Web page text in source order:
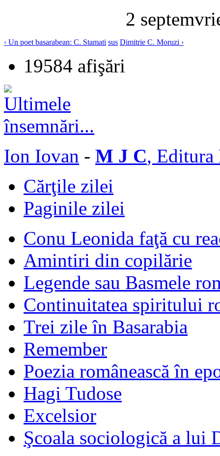
2
‹ Un poet basarabean: C. Stamati sus Dimitrie C. Moruzi ›
19584 afişări
Ion Iovan - M J C, Editura
Cărţile zilei
Paginile zilei
Conu Leonida faţă cu
Amintiri din copilărie
Legende sau Basmele
Continuitatea spiritului
Trei zile în Basarabia
Remember
Poezia românească în
Hagi Tudose
Excelsior
Şcoala sociologică a lui